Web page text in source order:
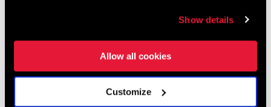
Show details
Allow all cookies
Customize